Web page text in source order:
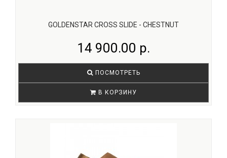
GOLDENSTAR CROSS SLIDE - CHESTNUT
14 900.00 р.
ПОСМОТРЕТЬ
В КОРЗИНУ